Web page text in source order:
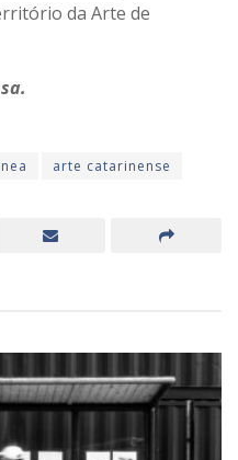
da Arte de
arte catarinense